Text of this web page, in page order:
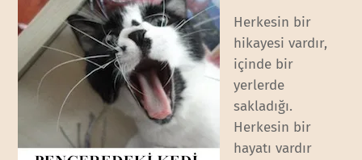
Herkesin bir
hikayesi vardır,
içinde bir
yerlerde
sakladığı.
Herkesin bir
hayatı vardır